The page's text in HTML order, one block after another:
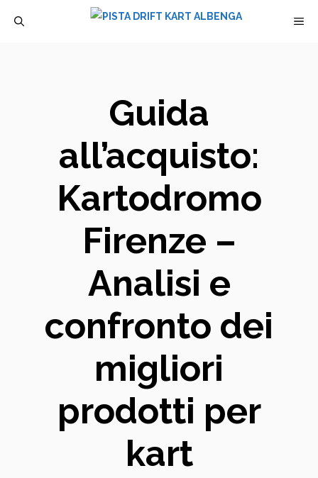
Guida
all’acquisto:
Kartodromo
Firenze –
Analisi e
confronto dei
migliori
prodotti per
kart